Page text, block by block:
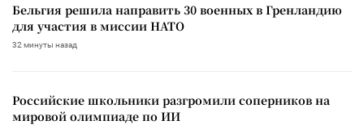
Бельгия решила направить 30 военных в Гренландию
для участия в миссии НАТО
32 минуты назад
Российские школьники разгромили соперников на
мировой олимпиаде по ИИ